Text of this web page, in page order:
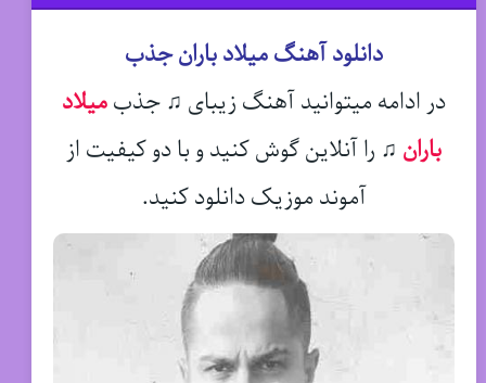
دانلود آهنگ میلاد باران جذب
در ادامه میتوانید آهنگ زیبای ♫ جذبمیلاد
باران ♫ را آنلاین گوش کنید و با دو کیفیت از
آموند موزیک دانلود کنید.